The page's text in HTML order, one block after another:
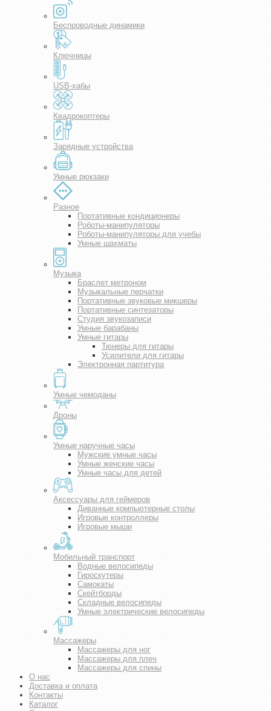
Беспроводные динамики
Ключницы
USB-хабы
Квадрокоптеры
Зарядные устройства
Умные рюкзаки
Разное
Портативные кондиционеры
Роботы-манипуляторы
Роботы-манипуляторы для учебы
Умные шахматы
Музыка
Браслет метроном
Музыкальные перчатки
Портативные звуковые микшеры
Портативные синтезаторы
Студия звукозаписи
Умные барабаны
Умные гитары
Тюнеры для гитары
Усилители для гитары
Электронная партитура
Умные чемоданы
Дроны
Умные наручные часы
Мужские умные часы
Умные женские часы
Умные часы для детей
Аксессуары для геймеров
Диванные компьютерные столы
Игровые контроллеры
Игровые мыши
Мобильный транспорт
Водные велосипеды
Гироскутеры
Самокаты
Скейтборды
Складные велосипеды
Умные электрические велосипеды
Массажеры
Массажеры для ног
Массажеры для плеч
Массажеры для спины
О нас
Доставка и оплата
Контакты
Каталог